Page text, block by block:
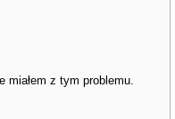
miałem z tym problemu.